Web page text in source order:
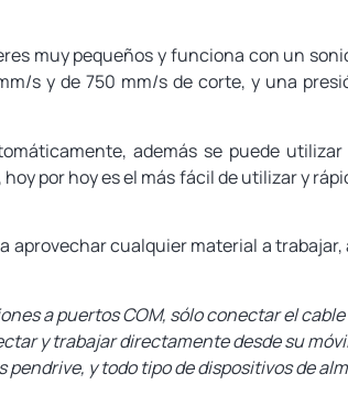
muy pequeños y funciona con un
s y de 750 mm/s de corte, y una
además se puede utilizar
por hoy es el más fácil de utilizar y
aprovechar cualquier material a
a puertos COM, sólo conectar el
y trabajar directamente desde su
y todo tipo de dispositivos de